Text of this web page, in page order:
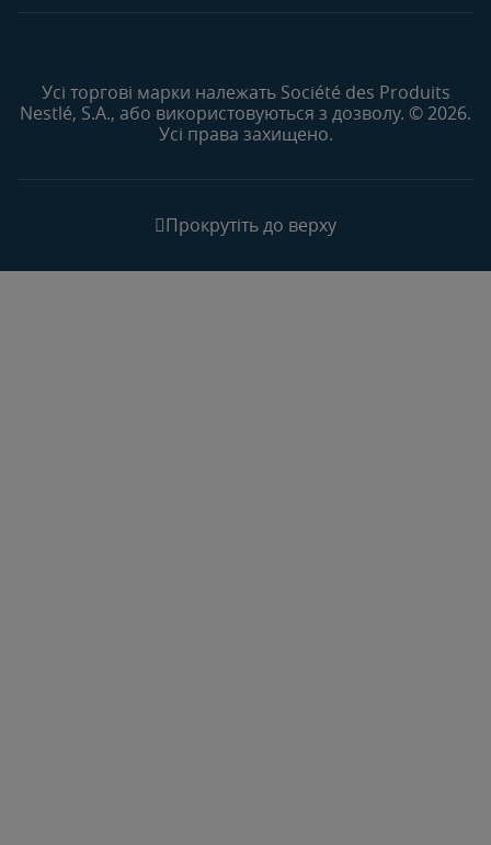
Усі торгові марки належать Société des Produits
Nestlé, S.A., або використовуються з дозволу. © 2026.
Усі права захищено.
Прокрутіть до верху